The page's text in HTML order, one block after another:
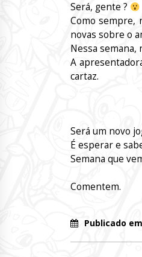
Será, gente ?
Como sempre,
novas sobre o
Nessa semana,
A
cartaz.
Será um novo
É esperar e
Semana que
Comentem.
Publicado em